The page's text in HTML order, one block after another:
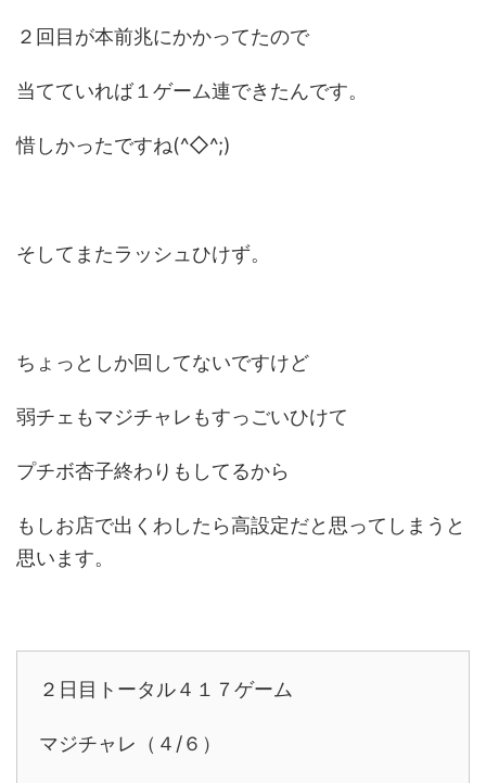
２回目が本前兆にかかってたので
当てていれば１ゲーム連できたんです。
惜しかったですね(^◇^;)
そしてまたラッシュひけず。
ちょっとしか回してないですけど
弱チェもマジチャレもすっごいひけて
プチボ杏子終わりもしてるから
もしお店で出くわしたら高設定だと思ってしまうと
思います。
２日目トータル４１７ゲーム
マジチャレ（４/６）